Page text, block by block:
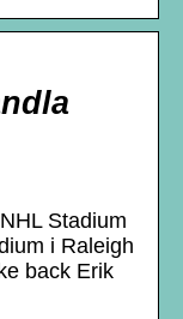
Stadium
i Raleigh
back Erik